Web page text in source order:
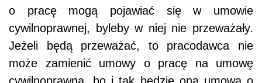
o pracę mogą pojawiać się w umowie
cywilnoprawnej, byleby w niej nie przeważały.
Jeżeli będą przeważać, to pracodawca nie
może zamienić umowy o pracę na umowę